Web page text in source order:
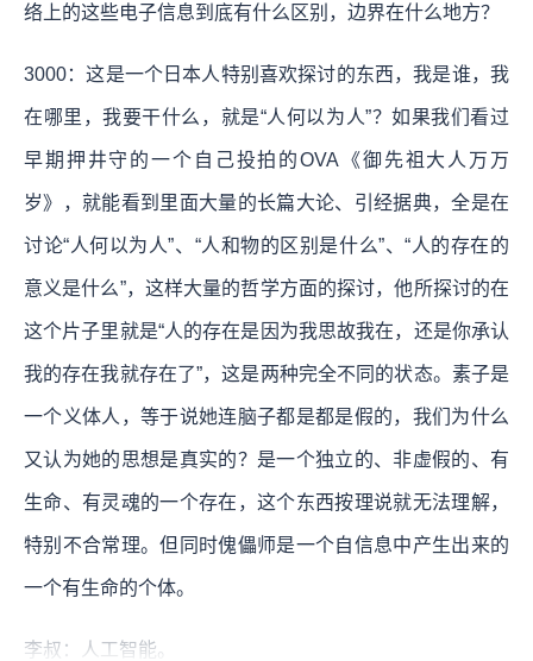
络上的这些电子信息到底有什么区别，边界在什么地方？
3000：这是一个日本人特别喜欢探讨的东西，我是谁，我
在哪里，我要干什么，就是“人何以为人”？如果我们看过
早期押井守的一个自己投拍的OVA《御先祖大人万万
岁》，就能看到里面大量的长篇大论、引经据典，全是在
讨论“人何以为人”、“人和物的区别是什么”、“人的存在的
意义是什么”，这样大量的哲学方面的探讨，他所探讨的在
这个片子里就是“人的存在是因为我思故我在，还是你承认
我的存在我就存在了”，这是两种完全不同的状态。素子是
一个义体人，等于说她连脑子都是都是假的，我们为什么
又认为她的思想是真实的？是一个独立的、非虚假的、有
生命、有灵魂的一个存在，这个东西按理说就无法理解，
特别不合常理。但同时傀儡师是一个自信息中产生出来的
一个有生命的个体。
李叔：人工智能。